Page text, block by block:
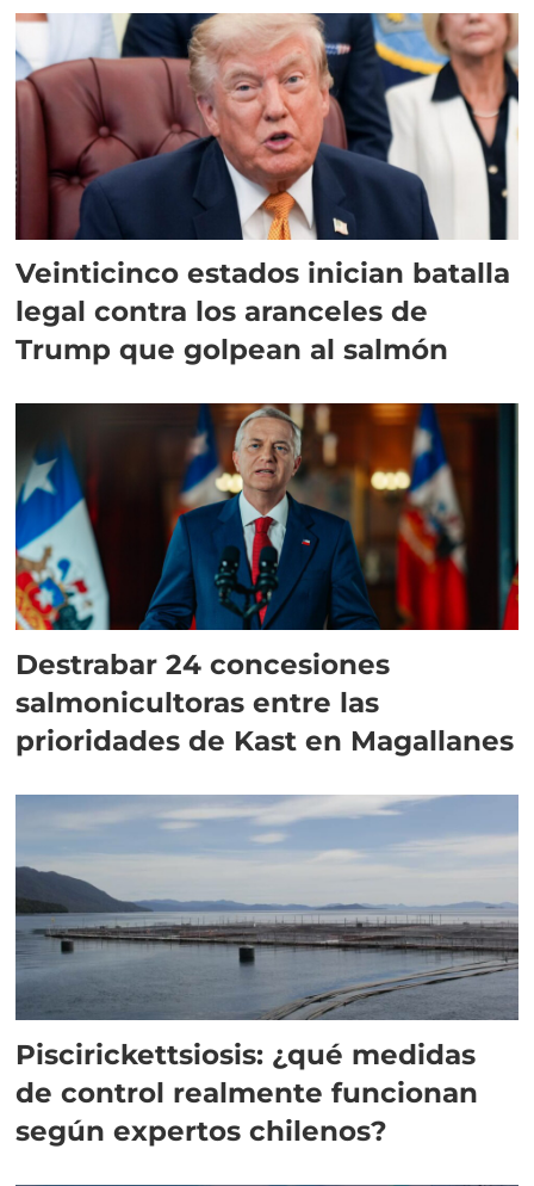
Veinticinco estados inician batalla
legal contra los aranceles de
Trump que golpean al salmón
Destrabar 24 concesiones
salmonicultoras entre las
prioridades de Kast en Magallanes
Piscirickettsiosis: ¿qué medidas
de control realmente funcionan
según expertos chilenos?